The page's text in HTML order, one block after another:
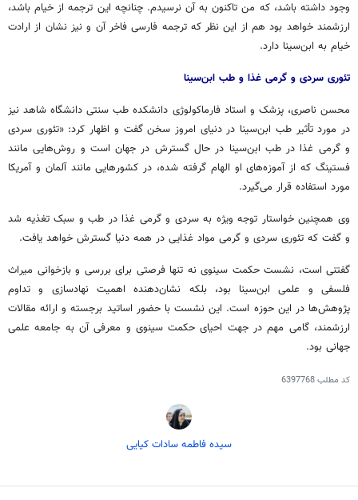
وجود داشته باشد، که من تاکنون به آن نرسیدم. چنانچه این ترجمه از خیام باشد،
ارزشمند خواهد بود هم از این نظر که ترجمه فارسی فاخر آن و نیز نشان از ارادت
خیام به ابن‌سینا دارد.
تئوری سردی و گرمی غذا و طب ابن‌سینا
محسن ناصری، پزشک و استاد فارماکولوژی دانشکده طب سنتی دانشگاه شاهد نیز
در مورد تأثیر طب ابن‌سینا در دنیای امروز سخن گفت و اظهار کرد: «تئوری سردی
و گرمی غذا در طب ابن‌سینا در حال گسترش در جهان است و روش‌هایی مانند
فستینگ که از آموزه‌های او الهام گرفته شده، در کشورهایی مانند آلمان و آمریکا
مورد استفاده قرار می‌گیرد.
وی همچنین خواستار توجه ویژه به سردی و گرمی غذا در طب و سبک تغذیه شد
و گفت که تئوری سردی و گرمی مواد غذایی در همه دنیا گسترش خواهد یافت.
گفتنی است، نشست حکمت سینوی نه تنها فرصتی برای بررسی و بازخوانی میراث
فلسفی و علمی ابن‌سینا بود، بلکه نشان‌دهنده اهمیت نهادسازی و تداوم
پژوهش‌ها در این حوزه است. این نشست با حضور اساتید برجسته و ارائه مقالات
ارزشمند، گامی مهم در جهت احیای حکمت سینوی و معرفی آن به جامعه علمی
جهانی بود.
کد مطلب6397768
سیده فاطمه سادات کیایی